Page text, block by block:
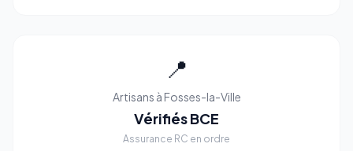
📍
Artisans à Fosses-la-Ville
Vérifiés BCE
Assurance RC en ordre